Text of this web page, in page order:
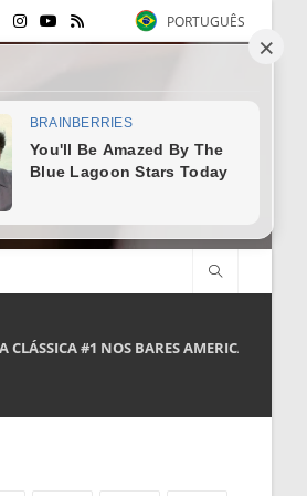
PORTUGUÊS
#1 NOS BARES AMERICANOS